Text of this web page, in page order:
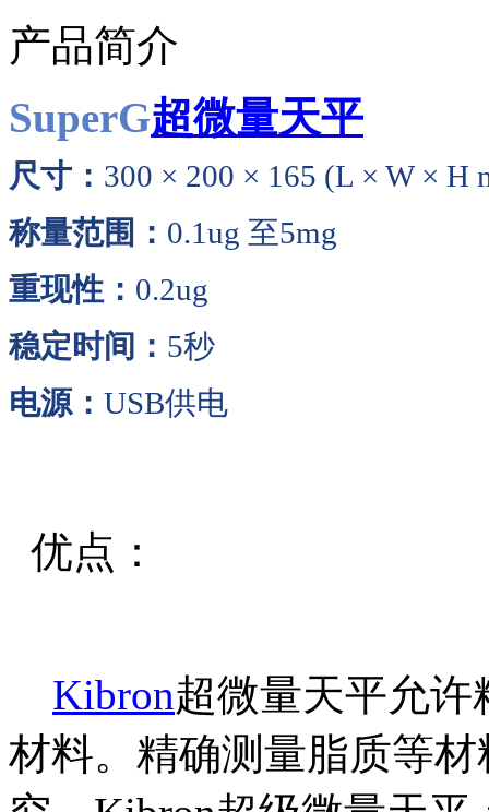
产品简介
SuperG超微量天平
尺寸： 300 × 200 × 165 (L × W × H
称量范围： 0.1ug 至5mg
重现性： 0.2ug
稳定时间： 5秒
电源： USB供电
优点：
Kibron超微量天平允许
材料。精确测量脂质等